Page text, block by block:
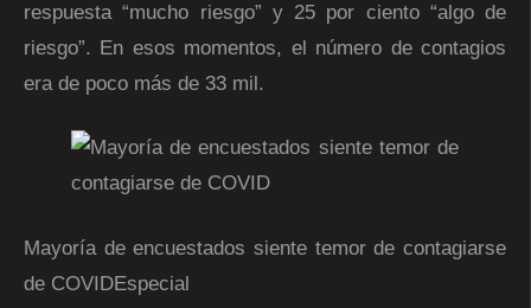
respuesta “mucho riesgo” y 25 por ciento “algo de
riesgo”. En esos momentos, el número de contagios
era de poco más de 33 mil.
Mayoría de encuestados siente temor de contagiarse
de COVIDEspecial